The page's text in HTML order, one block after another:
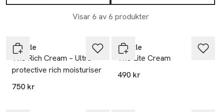
Visar 6 av 6 produkter
Mantle
The Rich Cream – Ultra-
protective rich moisturiser
750 kr
Mantle
The Lite Cream
490 kr